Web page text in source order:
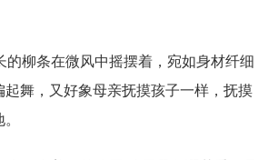
的柳条在微风中摇摆着，宛如身材纤细
舞，又好象母亲抚摸孩子一样，抚摸